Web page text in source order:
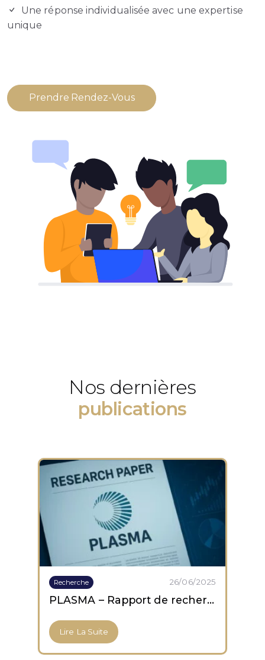
Une réponse individualisée avec une expertise
unique
Prendre Rendez-Vous
Nos dernières
publications
Recherche 26/06/2025
PLASMA – Rapport de recherche
Lire La Suite